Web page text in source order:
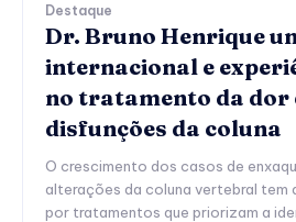
Destaque
Dr. Bruno Henrique
internacional e
no tratamento da dor
disfunções da coluna
O crescimento dos casos de
alterações da coluna vertebral tem
por tratamentos que priorizam a